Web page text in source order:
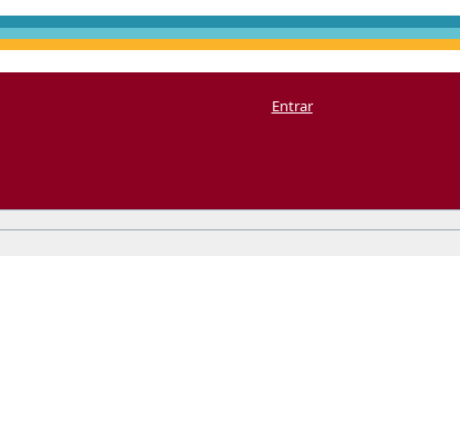
Entrar